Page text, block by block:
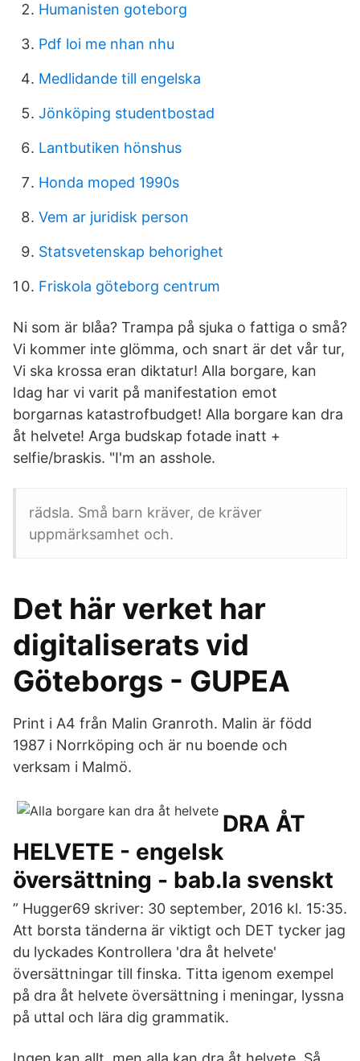
Humanisten goteborg
Pdf loi me nhan nhu
Medlidande till engelska
Jönköping studentbostad
Lantbutiken hönshus
Honda moped 1990s
Vem ar juridisk person
Statsvetenskap behorighet
Friskola göteborg centrum
Ni som är blåa? Trampa på sjuka o fattiga o små?
Vi kommer inte glömma, och snart är det vår tur,
Vi ska krossa eran diktatur! Alla borgare, kan
Idag har vi varit på manifestation emot
borgarnas katastrofbudget! Alla borgare kan dra
åt helvete! Arga budskap fotade inatt +
selfie/braskis. "I'm an asshole.
rädsla. Små barn kräver, de kräver
uppmärksamhet och.
Det här verket har
digitaliserats vid
Göteborgs - GUPEA
Print i A4 från Malin Granroth. Malin är född
1987 i Norrköping och är nu boende och
verksam i Malmö.
DRA ÅT
HELVETE - engelsk
översättning - bab.la svenskt
” Hugger69 skriver: 30 september, 2016 kl. 15:35.
Att borsta tänderna är viktigt och DET tycker jag
du lyckades Kontrollera 'dra åt helvete'
översättningar till finska. Titta igenom exempel
på dra åt helvete översättning i meningar, lyssna
på uttal och lära dig grammatik.